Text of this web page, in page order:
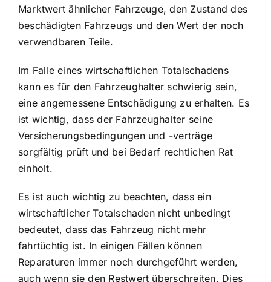
Marktwert ähnlicher Fahrzeuge, den Zustand des
beschädigten Fahrzeugs und den Wert der noch
verwendbaren Teile.
Im Falle eines wirtschaftlichen Totalschadens
kann es für den Fahrzeughalter schwierig sein,
eine angemessene Entschädigung zu erhalten. Es
ist wichtig, dass der Fahrzeughalter seine
Versicherungsbedingungen und -verträge
sorgfältig prüft und bei Bedarf rechtlichen Rat
einholt.
Es ist auch wichtig zu beachten, dass ein
wirtschaftlicher Totalschaden nicht unbedingt
bedeutet, dass das Fahrzeug nicht mehr
fahrtüchtig ist. In einigen Fällen können
Reparaturen immer noch durchgeführt werden,
auch wenn sie den Restwert überschreiten. Dies